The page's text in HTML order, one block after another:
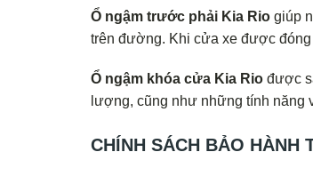
Ổ ngậm trước phải Kia Rio giúp
trên đường. Khi cửa xe được
Ổ ngậm khóa cửa Kia Rio được
lượng, cũng như những tính năng
CHÍNH SÁCH BẢO HÀNH